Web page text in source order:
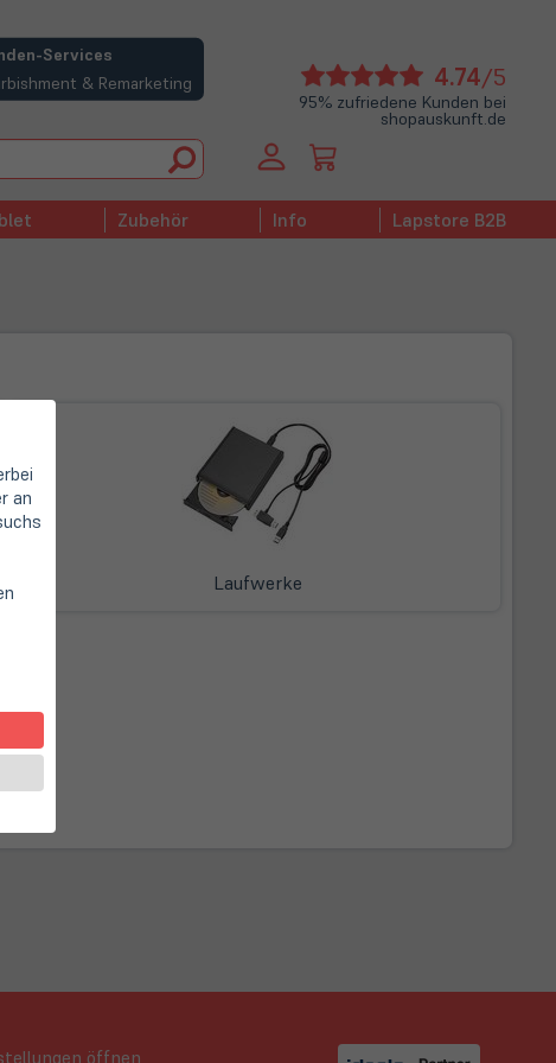
Services
& Remarketing 4.74/5
95% zufriedene Kunden bei
shopauskunft.de
Zubehör Info Lapstore B2B
Laufwerke
öffnen
an